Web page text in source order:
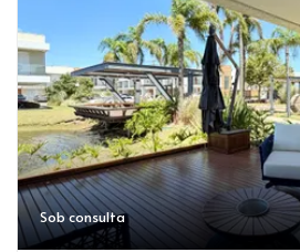
Sob consulta